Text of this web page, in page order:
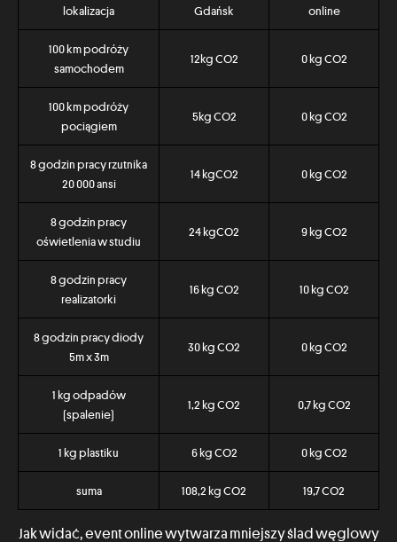
lokalizacja Gdańsk online
100 km podróży
samochodem
12kg CO2 0 kg CO2
100 km podróży
pociągiem
5kg CO2 0 kg CO2
8 godzin pracy rzutnika
20 000 ansi
14 kgCO2 0 kg CO2
8 godzin pracy
oświetlenia w studiu
24 kgCO2 9 kg CO2
8 godzin pracy
realizatorki
16 kg CO2 10 kg CO2
8 godzin pracy diody
5m x 3m
30 kg CO2 0 kg CO2
1 kg odpadów
(spalenie)
1,2 kg CO2 0,7 kg CO2
1 kg plastiku 6 kg CO2 0 kg CO2
suma 108,2 kg CO2 19,7 CO2
Jak widać, event online wytwarza mniejszy ślad węglowy